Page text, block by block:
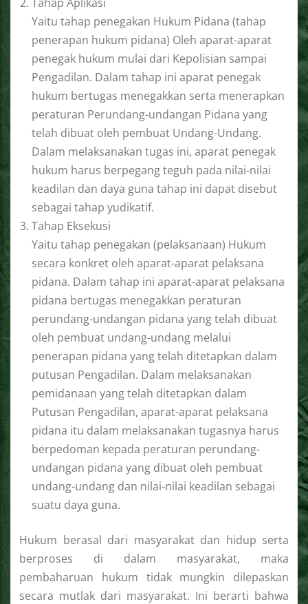
Yaitu tahap penegakan Hukum Pidana (tahap
penerapan hukum pidana) Oleh aparat-aparat
penegak hukum mulai dari Kepolisian sampai
Pengadilan. Dalam tahap ini aparat penegak
hukum bertugas menegakkan serta menerapkan
peraturan Perundang-undangan Pidana yang
telah dibuat oleh pembuat Undang-Undang.
Dalam melaksanakan tugas ini, aparat penegak
hukum harus berpegang teguh pada nilai-nilai
keadilan dan daya guna tahap ini dapat disebut
sebagai tahap yudikatif.
Tahap Eksekusi
Yaitu tahap penegakan (pelaksanaan) Hukum
secara konkret oleh aparat-aparat pelaksana
pidana. Dalam tahap ini aparat-aparat pelaksana
pidana bertugas menegakkan peraturan
perundang-undangan pidana yang telah dibuat
oleh pembuat undang-undang melalui
penerapan pidana yang telah ditetapkan dalam
putusan Pengadilan. Dalam melaksanakan
pemidanaan yang telah ditetapkan dalam
Putusan Pengadilan, aparat-aparat pelaksana
pidana itu dalam melaksanakan tugasnya harus
berpedoman kepada peraturan perundang-
undangan pidana yang dibuat oleh pembuat
undang-undang dan nilai-nilai keadilan sebagai
suatu daya guna.
Hukum berasal dari masyarakat dan hidup serta
berproses di dalam masyarakat, maka
pembaharuan hukum tidak mungkin dilepaskan
secara mutlak dari masyarakat. Ini berarti bahwa